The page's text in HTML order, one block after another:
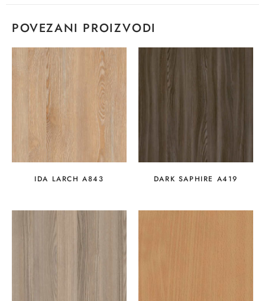
POVEZANI PROIZVODI
IDA LARCH A843 DARK SAPHIRE A419